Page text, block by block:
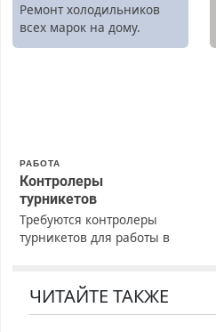
Ремонт холодильников
всех марок на дому.
РАБОТА
Контролеры
турникетов
Требуются контролеры
турникетов для работы в
Прием по ТК РФ. График
работы любой.
ЧИТАЙТЕ ТАКЖЕ